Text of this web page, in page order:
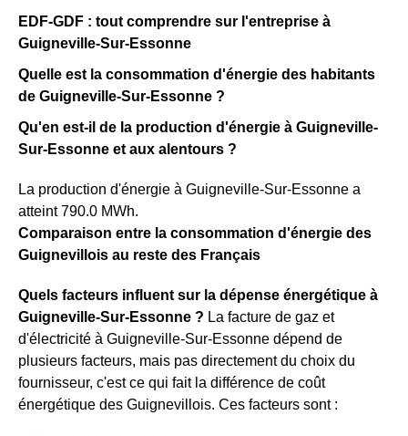
EDF-GDF : tout comprendre sur l'entreprise à
Guigneville-Sur-Essonne
Quelle est la consommation d'énergie des habitants
de Guigneville-Sur-Essonne ?
Qu'en est-il de la production d'énergie à Guigneville-
Sur-Essonne et aux alentours ?
La production d'énergie à Guigneville-Sur-Essonne a
atteint 790.0 MWh.
Comparaison entre la consommation d'énergie des
Guignevillois au reste des Français
Quels facteurs influent sur la dépense énergétique à
Guigneville-Sur-Essonne ? La facture de gaz et
d'électricité à Guigneville-Sur-Essonne dépend de
plusieurs facteurs, mais pas directement du choix du
fournisseur, c'est ce qui fait la différence de coût
énergétique des Guignevillois. Ces facteurs sont :